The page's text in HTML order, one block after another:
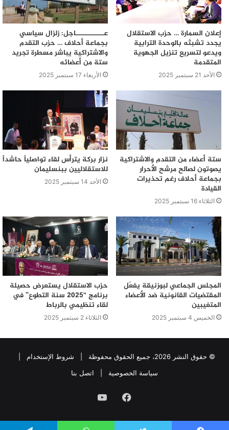
إعلان السمارة … حزب الاستقلال
يجدد تشبثه بالوحدة الترابية
ويدعو لتسريع تنزيل الجهوية
المتقدمة
الأحد 21 سبتمبر 2025
عـــــــــــاجل: زلزال سياسي
بجماعة أحلاف … حزب التقدم
والاشتراكية يباشر مسطرة تجريد
ستة من أعضائه
الأربعاء 17 سبتمبر 2025
ستة أعضاء من التقدم والاشتراكية
يصوتون لصالح مرشح الأحرار
بجماعة أحلاف رغم تحذيرات
القيادة
الثلاثاء 16 سبتمبر 2025
نزار بركة يترأس لقاء تواصلياً حاشداً
للاستقلاليين ببنسليمان
الأحد 14 سبتمبر 2025
المجلس الجماعي لبوزنيقة يفعّل
المقتضيات القانونية ضد الأعضاء
المتغيبين
الخميس 4 سبتمبر 2025
حزب الاستقلال يستعرض حصيلة
برنامج “2025 سنة التطوع” في
لقاء تنظيمي بالرباط
الثلاثاء 2 سبتمبر 2025
© حقوق النشر 2026، جميع الحقوق محفوظة | شروط الإستخدام
سياسة الخصوصية
اتصل بنا
فيسبوكيوتيوب